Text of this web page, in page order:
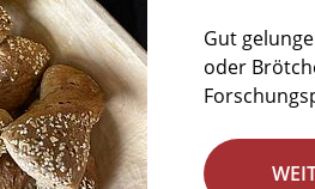
Gut
oder